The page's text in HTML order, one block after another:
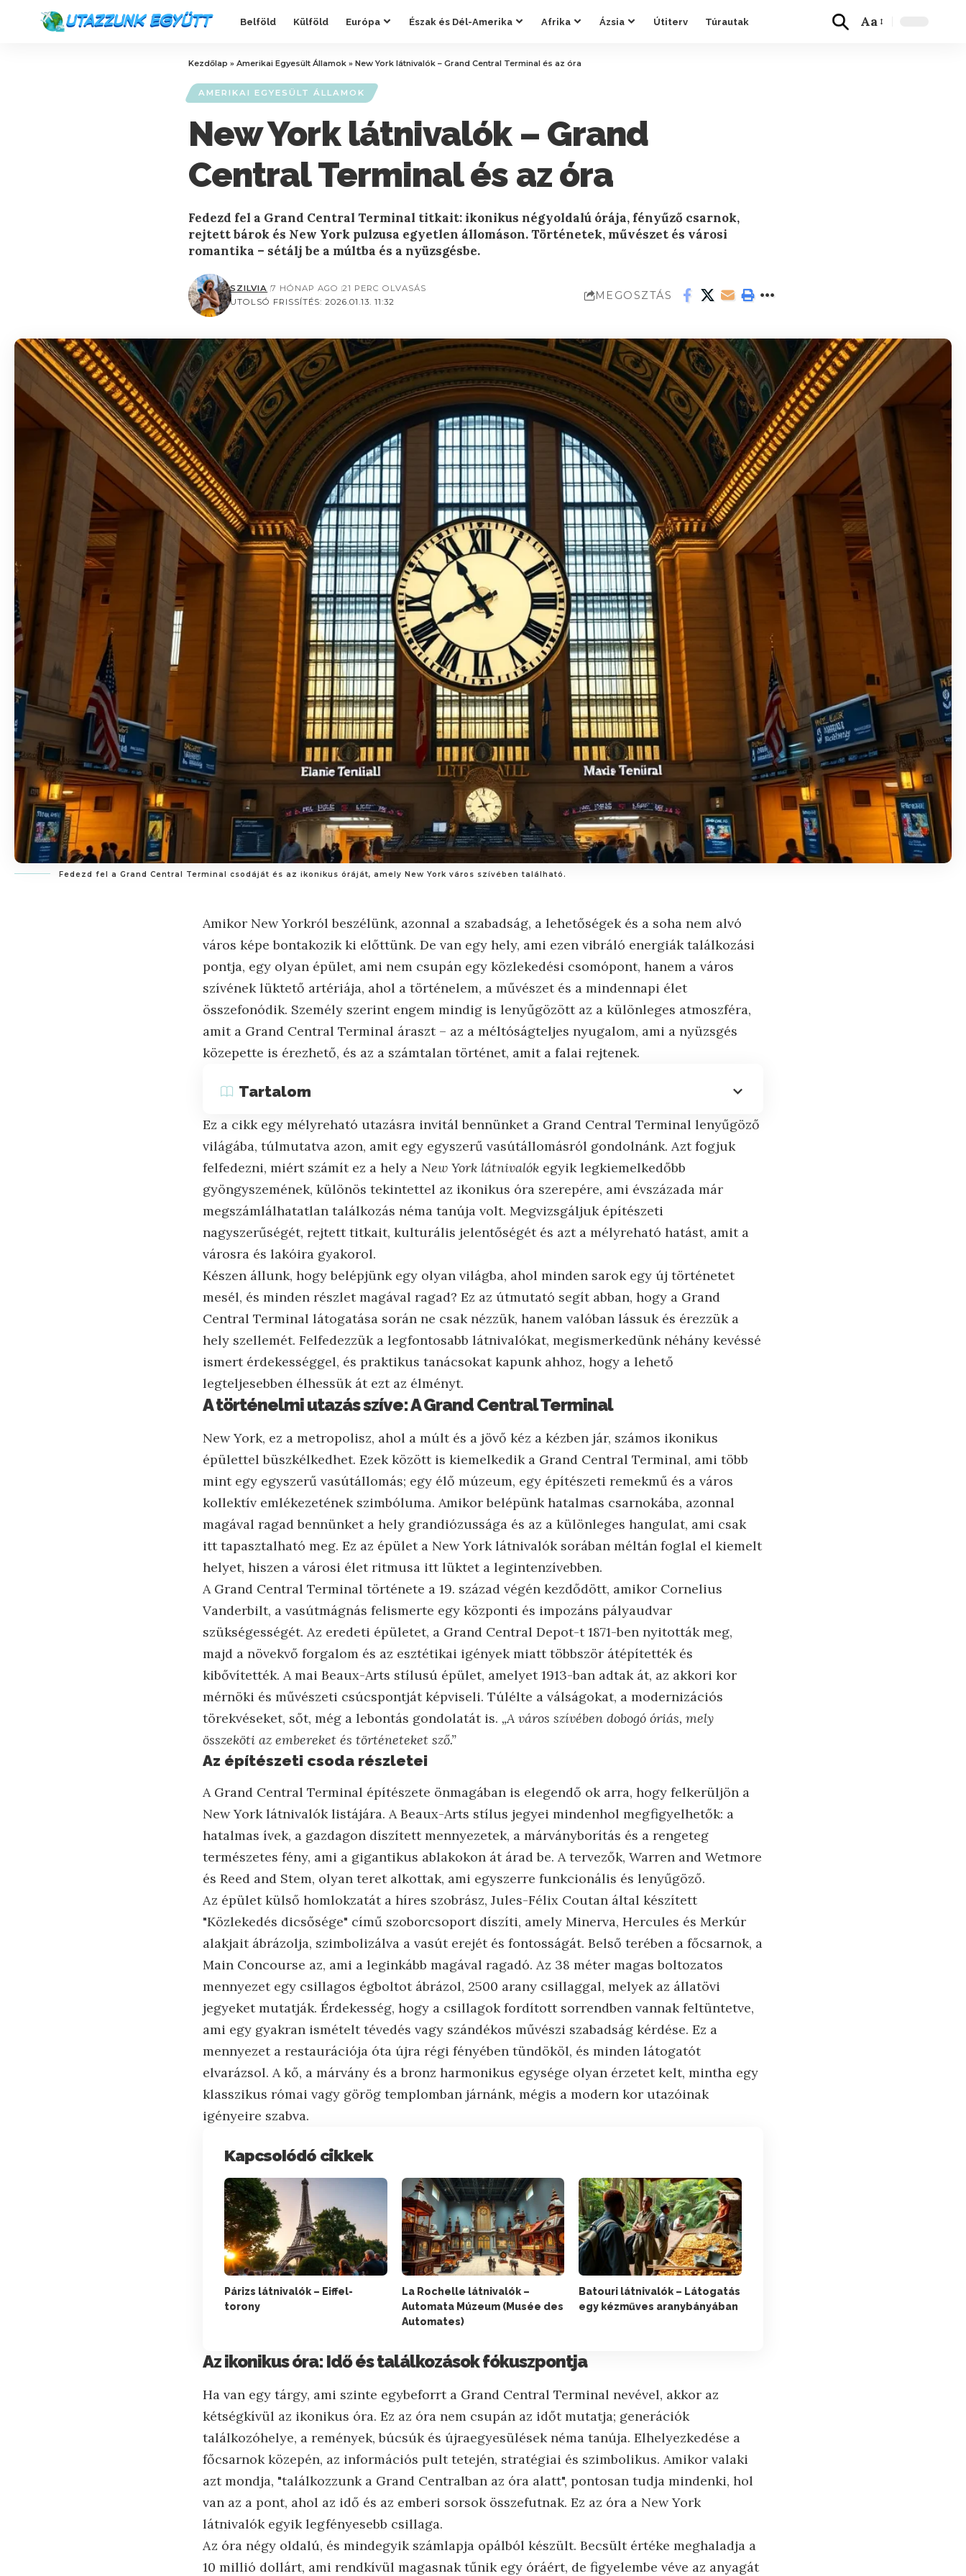
Belföld Külföld Európa Észak és Dél-Amerika Afrika Ázsia Útiterv Túrautak Aa
Kezdőlap » Amerikai Egyesült Államok » New York látnivalók – Grand Central Terminal és az óra
AMERIKAI EGYESÜLT ÁLLAMOK
New York látnivalók – Grand
Central Terminal és az óra
Fedezd fel a Grand Central Terminal titkait: ikonikus négyoldalú órája, fényűző csarnok,
rejtett bárok és New York pulzusa egyetlen állomáson. Történetek, művészet és városi
romantika – sétálj be a múltba és a nyüzsgésbe.
UTOLSÓ FRISSÍTÉS: 2026.01.13. 11:32
SZILVIA 7 HÓNAP AGO 21 PERC OLVASÁS
MEGOSZTÁS
Fedezd fel a Grand Central Terminal csodáját és az ikonikus óráját, amely New York város szívében található.
Amikor New Yorkról beszélünk, azonnal a szabadság, a lehetőségek és a soha nem alvó
város képe bontakozik ki előttünk. De van egy hely, ami ezen vibráló energiák találkozási
pontja, egy olyan épület, ami nem csupán egy közlekedési csomópont, hanem a város
szívének lüktető artériája, ahol a történelem, a művészet és a mindennapi élet
összefonódik. Személy szerint engem mindig is lenyűgözött az a különleges atmoszféra,
amit a Grand Central Terminal áraszt – az a méltóságteljes nyugalom, ami a nyüzsgés
közepette is érezhető, és az a számtalan történet, amit a falai rejtenek.
Tartalom
Ez a cikk egy mélyreható utazásra invitál bennünket a Grand Central Terminal lenyűgöző
világába, túlmutatva azon, amit egy egyszerű vasútállomásról gondolnánk. Azt fogjuk
felfedezni, miért számít ez a hely a New York látnivalók egyik legkiemelkedőbb
gyöngyszemének, különös tekintettel az ikonikus óra szerepére, ami évszázada már
megszámlálhatatlan találkozás néma tanúja volt. Megvizsgáljuk építészeti
nagyszerűségét, rejtett titkait, kulturális jelentőségét és azt a mélyreható hatást, amit a
városra és lakóira gyakorol.
Készen állunk, hogy belépjünk egy olyan világba, ahol minden sarok egy új történetet
mesél, és minden részlet magával ragad? Ez az útmutató segít abban, hogy a Grand
Central Terminal látogatása során ne csak nézzük, hanem valóban lássuk és érezzük a
hely szellemét. Felfedezzük a legfontosabb látnivalókat, megismerkedünk néhány kevéssé
ismert érdekességgel, és praktikus tanácsokat kapunk ahhoz, hogy a lehető
legteljesebben élhessük át ezt az élményt.
A történelmi utazás szíve: A Grand Central Terminal
New York, ez a metropolisz, ahol a múlt és a jövő kéz a kézben jár, számos ikonikus
épülettel büszkélkedhet. Ezek között is kiemelkedik a Grand Central Terminal, ami több
mint egy egyszerű vasútállomás; egy élő múzeum, egy építészeti remekmű és a város
kollektív emlékezetének szimbóluma. Amikor belépünk hatalmas csarnokába, azonnal
magával ragad bennünket a hely grandiózussága és az a különleges hangulat, ami csak
itt tapasztalható meg. Ez az épület a New York látnivalók sorában méltán foglal el kiemelt
helyet, hiszen a városi élet ritmusa itt lüktet a legintenzívebben.
A Grand Central Terminal története a 19. század végén kezdődött, amikor Cornelius
Vanderbilt, a vasútmágnás felismerte egy központi és impozáns pályaudvar
szükségességét. Az eredeti épületet, a Grand Central Depot-t 1871-ben nyitották meg,
majd a növekvő forgalom és az esztétikai igények miatt többször átépítették és
kibővítették. A mai Beaux-Arts stílusú épület, amelyet 1913-ban adtak át, az akkori kor
mérnöki és művészeti csúcspontját képviseli. Túlélte a válságokat, a modernizációs
törekvéseket, sőt, még a lebontás gondolatát is. „A város szívében dobogó óriás, mely
összeköti az embereket és történeteket sző.”
Az építészeti csoda részletei
A Grand Central Terminal építészete önmagában is elegendő ok arra, hogy felkerüljön a
New York látnivalók listájára. A Beaux-Arts stílus jegyei mindenhol megfigyelhetők: a
hatalmas ívek, a gazdagon díszített mennyezetek, a márványborítás és a rengeteg
természetes fény, ami a gigantikus ablakokon át árad be. A tervezők, Warren and Wetmore
és Reed and Stem, olyan teret alkottak, ami egyszerre funkcionális és lenyűgöző.
Az épület külső homlokzatát a híres szobrász, Jules-Félix Coutan által készített
"Közlekedés dicsősége" című szoborcsoport díszíti, amely Minerva, Hercules és Merkúr
alakjait ábrázolja, szimbolizálva a vasút erejét és fontosságát. Belső terében a főcsarnok, a
Main Concourse az, ami a leginkább magával ragadó. Az 38 méter magas boltozatos
mennyezet egy csillagos égboltot ábrázol, 2500 arany csillaggal, melyek az állatövi
jegyeket mutatják. Érdekesség, hogy a csillagok fordított sorrendben vannak feltüntetve,
ami egy gyakran ismételt tévedés vagy szándékos művészi szabadság kérdése. Ez a
mennyezet a restaurációja óta újra régi fényében tündököl, és minden látogatót
elvarázsol. A kő, a márvány és a bronz harmonikus egysége olyan érzetet kelt, mintha egy
klasszikus római vagy görög templomban járnánk, mégis a modern kor utazóinak
igényeire szabva.
Kapcsolódó cikkek
Párizs látnivalók – Eiffel-
torony
La Rochelle látnivalók –
Automata Múzeum (Musée des
Automates)
Batouri látnivalók – Látogatás
egy kézműves aranybányában
Az ikonikus óra: Idő és találkozások fókuszpontja
Ha van egy tárgy, ami szinte egybeforrt a Grand Central Terminal nevével, akkor az
kétségkívül az ikonikus óra. Ez az óra nem csupán az időt mutatja; generációk
találkozóhelye, a remények, búcsúk és újraegyesülések néma tanúja. Elhelyezkedése a
főcsarnok közepén, az információs pult tetején, stratégiai és szimbolikus. Amikor valaki
azt mondja, "találkozzunk a Grand Centralban az óra alatt", pontosan tudja mindenki, hol
van az a pont, ahol az idő és az emberi sorsok összefutnak. Ez az óra a New York
látnivalók egyik legfényesebb csillaga.
Az óra négy oldalú, és mindegyik számlapja opálból készült. Becsült értéke meghaladja a
10 millió dollárt, ami rendkívül magasnak tűnik egy óráért, de figyelembe véve az anyagát